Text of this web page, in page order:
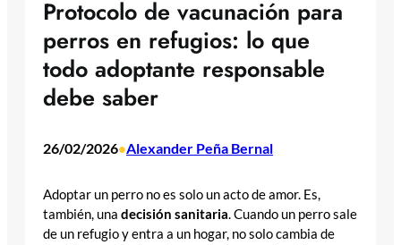
Protocolo de vacunación para
perros en refugios: lo que
todo adoptante responsable
debe saber
26/02/2026•Alexander Peña Bernal
Adoptar un perro no es solo un acto de amor. Es,
también, una decisión sanitaria. Cuando un perro sale
de un refugio y entra a un hogar, no solo cambia de